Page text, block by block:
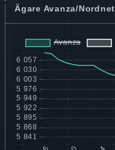
Ägare Avanza/Nordnet